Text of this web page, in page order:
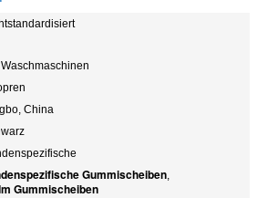
China
Gummischeiben,
Gummischeiben